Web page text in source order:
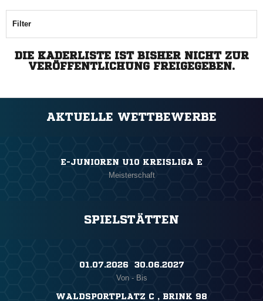
Filter
DIE KADERLISTE IST BISHER NICHT ZUR
VERÖFFENTLICHUNG FREIGEGEBEN.
AKTUELLE WETTBEWERBE
E-JUNIOREN U10 KREISLIGA E
Meisterschaft
SPIELSTÄTTEN
01.07.2026 ​ 30.06.2027
Von - Bis
WALDSPORTPLATZ C , BRINK 98